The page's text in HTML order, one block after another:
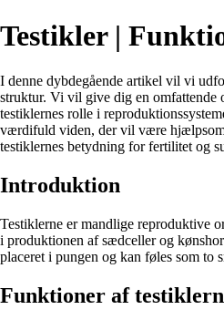
Testikler |
I denne dybdegående artikel vil vi
struktur. Vi vil give dig en omfattende
testiklernes rolle i
værdifuld viden, der vil være
testiklernes betydning for fertilitet og
Introduktion
Testiklerne er mandlige reproduktive
i produktionen af sædceller og
placeret i pungen og kan føles som to
Funktioner af